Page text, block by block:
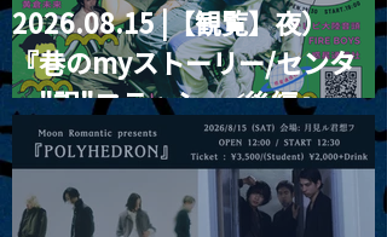
2026.08.15 |【観覧】夜）
『巷のmyストーリー/センタ
ー"訳"フラッシュ⚡️後編』